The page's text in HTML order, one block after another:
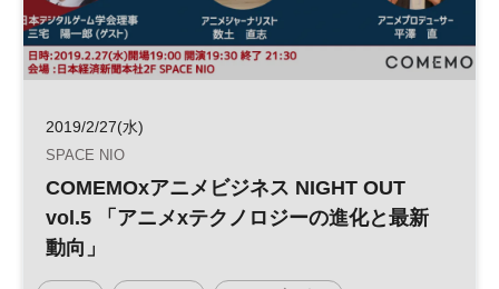
2019/2/27(水)
SPACE NIO
COMEMOxアニメビジネス NIGHT OUT
vol.5 「アニメxテクノロジーの進化と最新
動向」